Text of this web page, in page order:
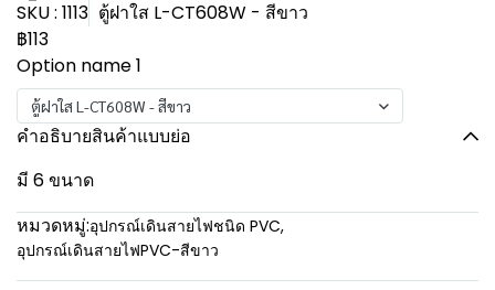
SKU : 1113 ตู้ฝาใส L-CT608W - สีขาว
฿113
Option name 1
ตู้ฝาใส L-CT608W - สีขาว
คำอธิบายสินค้าแบบย่อ
มี 6 ขนาด
หมวดหมู่:อุปกรณ์เดินสายไฟชนิด PVC,
อุปกรณ์เดินสายไฟPVC-สีขาว